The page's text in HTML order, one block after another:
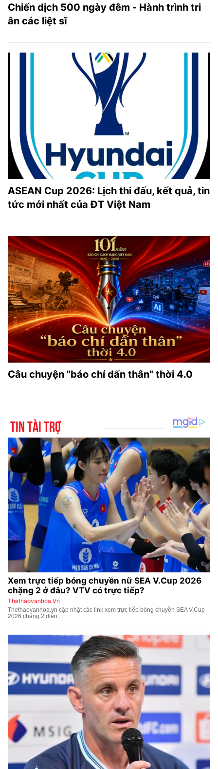
Chiến dịch 500 ngày đêm - Hành trình tri
ân các liệt sĩ
ASEAN Cup 2026: Lịch thi đấu, kết quả, tin
tức mới nhất của ĐT Việt Nam
Câu chuyện "báo chí dấn thân" thời 4.0